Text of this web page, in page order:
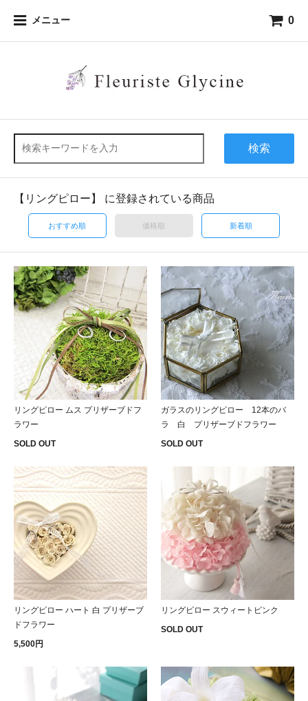
メニュー 0
検索
【リングピロー】 に登録されている商品
おすすめ順 価格順 新着順
リングピロー ムス プリザーブドフ
ラワー
SOLD OUT
ガラスのリングピロー 12本のバ
ラ 白 プリザーブドフラワー
SOLD OUT
リングピロー ハート 白 プリザーブ
ドフラワー
5,500円
リングピロー スウィートピンク
SOLD OUT